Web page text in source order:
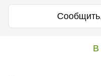
В